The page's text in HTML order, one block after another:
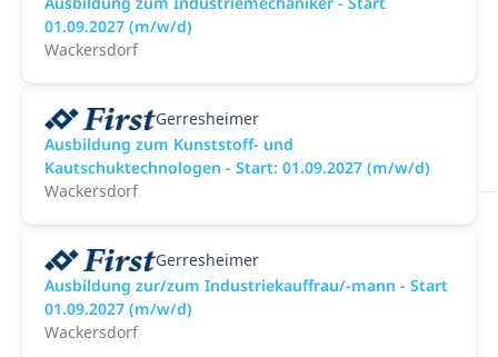
01.09.2027 (m/w/d)
Wackersdorf
Gerresheimer
Ausbildung zum Kunststoff- und
Kautschuktechnologen - Start: 01.09.2027 (m/w/d)
Wackersdorf
Gerresheimer
Ausbildung zur/zum Industriekauffrau/-mann - Start
01.09.2027 (m/w/d)
Wackersdorf